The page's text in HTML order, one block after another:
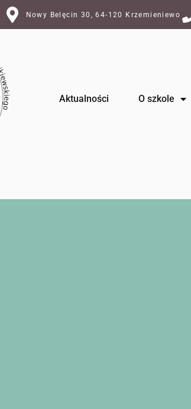
Nowy Belęcin 30, 64-120 Krzemieniewo
Aktualności O szkole